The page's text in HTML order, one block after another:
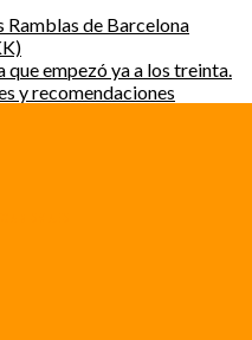
Ramblas de Barcelona
empezó ya a los treinta.
y recomendaciones